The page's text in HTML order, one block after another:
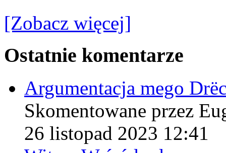
[Zobacz więcej]
Ostatnie komentarze
Argumentacja mego
Skomentowane przez
26 listopad 2023 12:41